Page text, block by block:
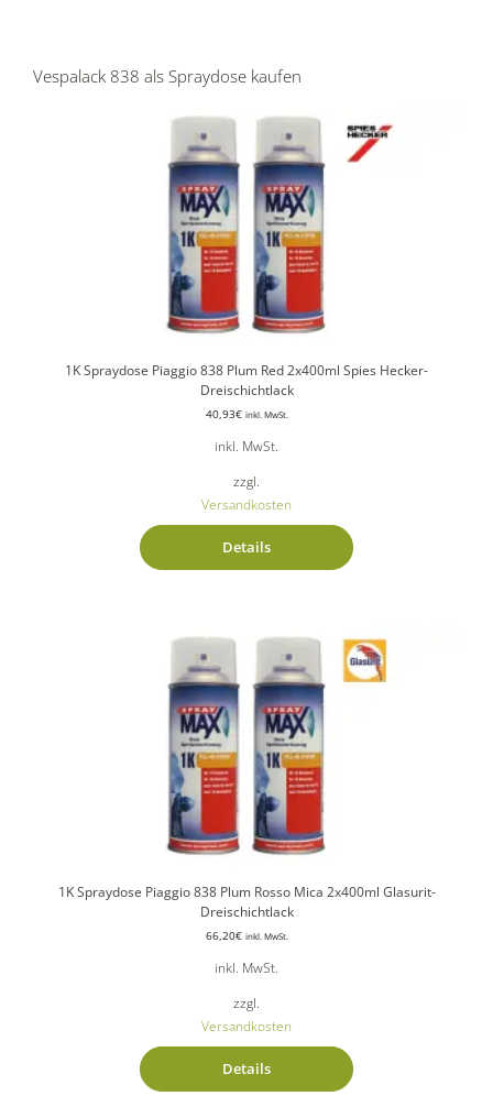
Vespalack 838 als Spraydose kaufen
1K Spraydose Piaggio 838 Plum Red 2x400ml Spies Hecker-
Dreischichtlack
40,93€ inkl. MwSt.
inkl. MwSt.
zzgl.
Versandkosten
Details
1K Spraydose Piaggio 838 Plum Rosso Mica 2x400ml Glasurit-
Dreischichtlack
66,20€ inkl. MwSt.
inkl. MwSt.
zzgl.
Versandkosten
Details